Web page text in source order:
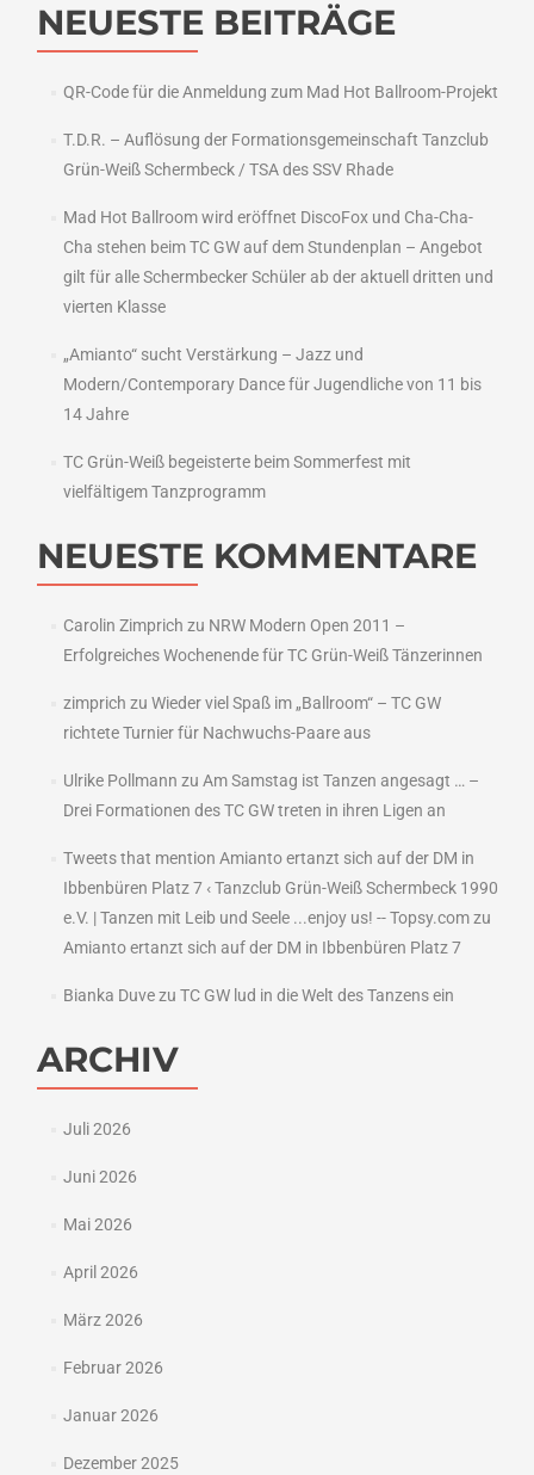
NEUESTE BEITRÄGE
QR-Code für die Anmeldung zum Mad Hot Ballroom-Projekt
T.D.R. – Auflösung der Formationsgemeinschaft Tanzclub
Grün-Weiß Schermbeck / TSA des SSV Rhade
Mad Hot Ballroom wird eröffnet DiscoFox und Cha-Cha-
Cha stehen beim TC GW auf dem Stundenplan – Angebot
gilt für alle Schermbecker Schüler ab der aktuell dritten und
vierten Klasse
„Amianto“ sucht Verstärkung – Jazz und
Modern/Contemporary Dance für Jugendliche von 11 bis
14 Jahre
TC Grün-Weiß begeisterte beim Sommerfest mit
vielfältigem Tanzprogramm
NEUESTE KOMMENTARE
Carolin Zimprich zu NRW Modern Open 2011 –
Erfolgreiches Wochenende für TC Grün-Weiß Tänzerinnen
zimprich zu Wieder viel Spaß im „Ballroom“ – TC GW
richtete Turnier für Nachwuchs-Paare aus
Ulrike Pollmann zu Am Samstag ist Tanzen angesagt … –
Drei Formationen des TC GW treten in ihren Ligen an
Tweets that mention Amianto ertanzt sich auf der DM in
Ibbenbüren Platz 7 ‹ Tanzclub Grün-Weiß Schermbeck 1990
e.V. | Tanzen mit Leib und Seele ...enjoy us! -- Topsy.comzu
Amianto ertanzt sich auf der DM in Ibbenbüren Platz 7
Bianka Duvezu TC GW lud in die Welt des Tanzens ein
ARCHIV
Juli 2026
Juni 2026
Mai 2026
April 2026
März 2026
Februar 2026
Januar 2026
Dezember 2025